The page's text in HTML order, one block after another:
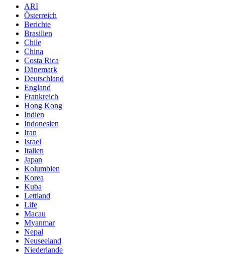
ARI
Österreich
Berichte
Brasilien
Chile
China
Costa Rica
Dänemark
Deutschland
England
Frankreich
Hong Kong
Indien
Indonesien
Iran
Israel
Italien
Japan
Kolumbien
Korea
Kuba
Lettland
Life
Macau
Myanmar
Nepal
Neuseeland
Niederlande